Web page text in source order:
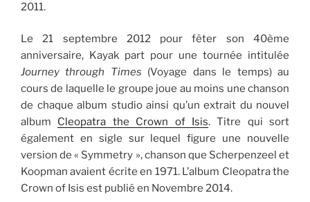
2011.
Le 21 septembre 2012 pour fêter son 40ème
anniversaire, Kayak part pour une tournée intitulée
Journey through Times (Voyage dans le temps) au
cours de laquelle le groupe joue au moins une chanson
de chaque album studio ainsi qu’un extrait du nouvel
album Cleopatra the Crown of Isis. Titre qui sort
également en sigle sur lequel figure une nouvelle
version de « Symmetry », chanson que Scherpenzeel et
Koopman avaient écrite en 1971. L’album Cleopatra the
Crown of Isis est publié en Novembre 2014.